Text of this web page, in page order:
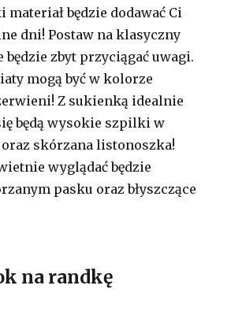
będzie dodawać Ci
dni! Postaw na klasyczny
zbyt przyciągać uwagi.
mogą być w kolorze
Z sukienką idealnie
będą wysokie szpilki w
skórzana listonoszka!
wyglądać będzie
pasku oraz błyszczące
na randkę